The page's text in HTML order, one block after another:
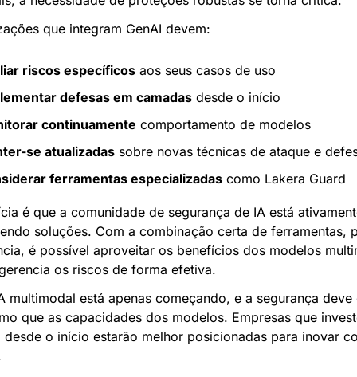
que integram GenAI devem:
riscos específicos aos seus casos de uso
defesas em camadas desde o início
continuamente comportamento de modelos
se atualizadas sobre novas técnicas de ataque e
ferramentas especializadas como Lakera Guard
é que a comunidade de segurança de IA está
soluções. Com a combinação certa de ferramentas,
é possível aproveitar os benefícios dos modelos
os riscos de forma efetiva.
multimodal está apenas começando, e a segurança
que as capacidades dos modelos. Empresas que
desde o início estarão melhor posicionadas para inovar